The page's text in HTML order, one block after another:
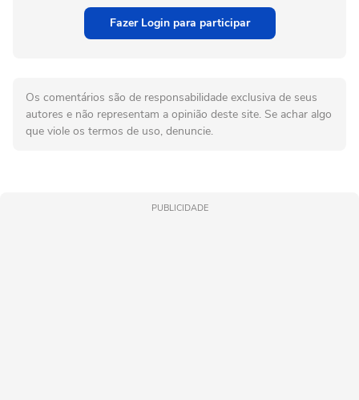
Fazer Login para participar
Os comentários são de responsabilidade exclusiva de seus
autores e não representam a opinião deste site. Se achar algo
que viole os termos de uso, denuncie.
PUBLICIDADE